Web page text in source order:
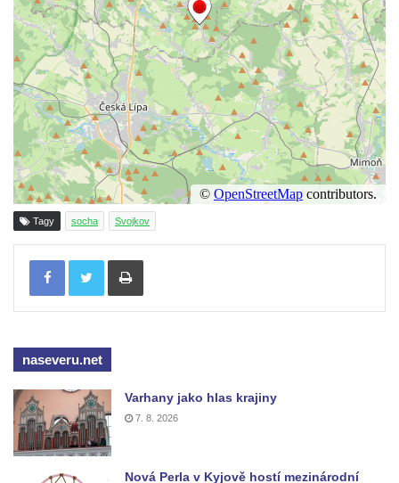
Socha Tornádo v parku na Senovážném
náměstí v Českých Budějovicích
Sousoší Humanoidi na Lannově třídě v
Českých Budějovicích
Pomník Vojtěcha Adalberta Lanny v parku
Na Sadech v Českých Budějovicích
Pomník Přemysla Otakara II. v parku Na
Sadech v Českých Budějovicích
Socha Mateřství v parku Na Sadech v
Českých Budějovicích
Sadech v Českých Budějovicích
Socha Civilizovaní na Husově třídě v
Socha svatého Jana Nepomuckého Na
Sadech u Mlýnské stoky v Českých
Budějovicích
Tagy socha Svojkov
Tisknout
naseveru.net
Varhany jako hlas krajiny
7. 8. 2026
Nová Perla v Kyjově hostí mezinárodní